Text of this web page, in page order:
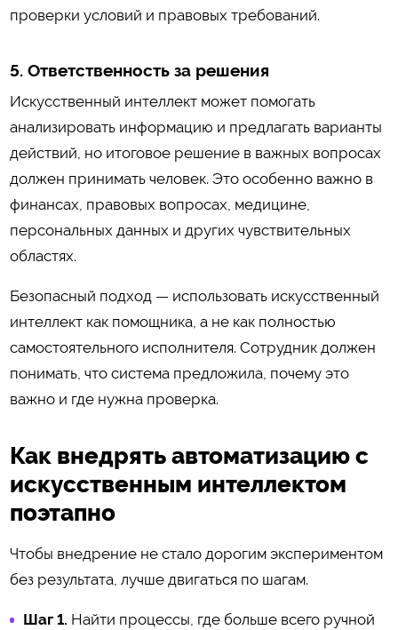
проверки условий и правовых требований.
5. Ответственность за решения
Искусственный интеллект может помогать
анализировать информацию и предлагать варианты
действий, но итоговое решение в важных вопросах
должен принимать человек. Это особенно важно в
финансах, правовых вопросах, медицине,
персональных данных и других чувствительных
областях.
Безопасный подход — использовать искусственный
интеллект как помощника, а не как полностью
самостоятельного исполнителя. Сотрудник должен
понимать, что система предложила, почему это
важно и где нужна проверка.
Как внедрять автоматизацию с
искусственным интеллектом
поэтапно
Чтобы внедрение не стало дорогим экспериментом
без результата, лучше двигаться по шагам.
Шаг 1. Найти процессы, где больше всего ручной